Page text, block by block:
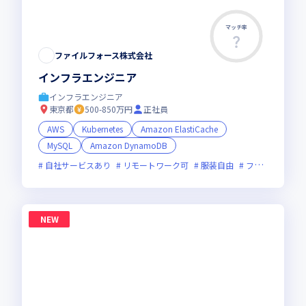
マッチ率
ファイルフォース株式会社
インフラエンジニア
インフラエンジニア
東京都
500-850万円
正社員
AWS
Kubernetes
Amazon ElastiCache
MySQL
Amazon DynamoDB
自社サービスあり
リモートワーク可 服装自由 フレックス制度あり
NEW